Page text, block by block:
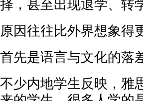
择，甚至出现退学、转
原因往往比外界想象得
首先是语言与文化的落
不少内地学生反映，雅